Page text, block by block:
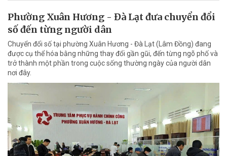
Phường Xuân Hương - Đà Lạt đưa chuyển đổi
số đến từng người dân
Chuyển đổi số tại phường Xuân Hương - Đà Lạt (Lâm Đồng) đang
được cụ thể hóa bằng những thay đổi gần gũi, đến từng ngõ phố và
trở thành một phần trong cuộc sống thường ngày của người dân
nơi đây.